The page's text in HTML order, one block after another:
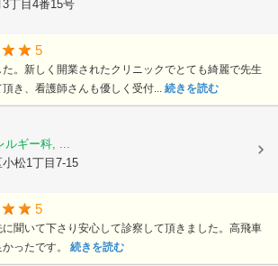
丁目4番15号
5
。新しく開業されたクリニックでとても綺麗で先生
き、看護師さんも優しく受付... 続きを読む
ルギー科, ...
松1丁目7-15
5
聞いて下さり安心して診察して頂きました。高飛車
ったです。 続きを読む